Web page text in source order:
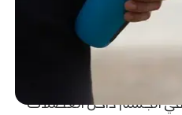
في الجسم داخل العضلات